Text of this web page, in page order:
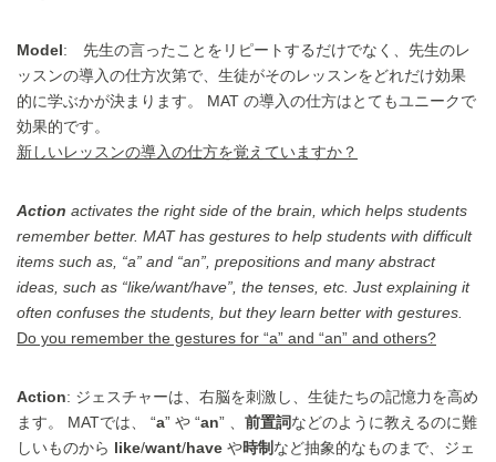
Model: 先生の言ったことをリピートするだけでなく、先生のレ
ッスンの導入の仕方次第で、生徒がそのレッスンをどれだけ効果
的に学ぶかが決まります。 MAT の導入の仕方はとてもユニークで
効果的です。
新しいレッスンの導入の仕方を覚えていますか？
Action activates the right side of the brain, which helps students
remember better. MAT has gestures to help students with difficult
items such as, “a” and “an”, prepositions and many abstract
ideas, such as “like/want/have”, the tenses, etc. Just explaining it
often confuses the students, but they learn better with gestures.
Do you remember the gestures for “a” and “an” and others?
Action: ジェスチャーは、右脳を刺激し、生徒たちの記憶力を高め
ます。 MATでは、 “a” や “an” 、 前置詞などのように教えるのに難
しいものから like/want/have や時制 など抽象的なものまで、ジェ